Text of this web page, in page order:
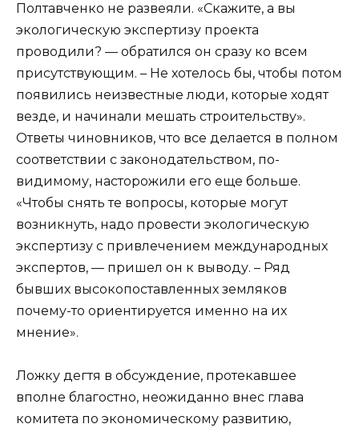
Полтавченко не развеяли. «Скажите, а вы
экологическую экспертизу проекта
проводили? — обратился он сразу ко всем
присутствующим. – Не хотелось бы, чтобы потом
появились неизвестные люди, которые ходят
везде, и начинали мешать строительству».
Ответы чиновников, что все делается в полном
соответствии с законодательством, по-
видимому, насторожили его еще больше.
«Чтобы снять те вопросы, которые могут
возникнуть, надо провести экологическую
экспертизу с привлечением международных
экспертов, — пришел он к выводу. – Ряд
бывших высокопоставленных земляков
почему-то ориентируется именно на их
мнение».
Ложку дегтя в обсуждение, протекавшее
вполне благостно, неожиданно внес глава
комитета по экономическому развитию,